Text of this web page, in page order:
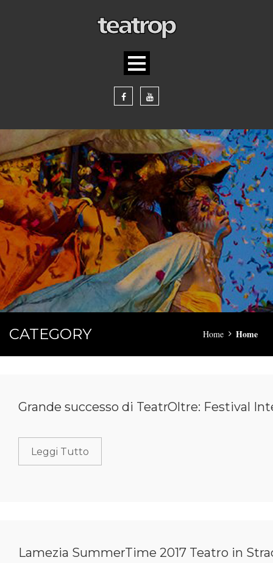
CATEGORY Home Home
Grande successo di TeatrOltre: Festival
Leggi Tutto
Lamezia SummerTime 2017 Teatro in